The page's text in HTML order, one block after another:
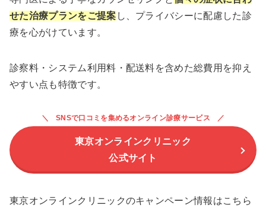
せた治療プランをご提案 し、プライバシーに配慮した診
療を心がけています。
診察料・システム利用料・配送料を含めた総費用を抑え
やすい点も特徴です。
SNSで口コミを集めるオンライン診療サービス
東京オンラインクリニック
公式サイト
東京オンラインクリニックのキャンペーン情報はこちら